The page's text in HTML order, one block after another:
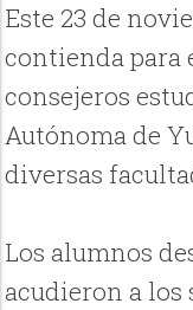
Este 23 de
contienda para
consejeros
Autónoma de
diversas
Los alumnos
acudieron a los